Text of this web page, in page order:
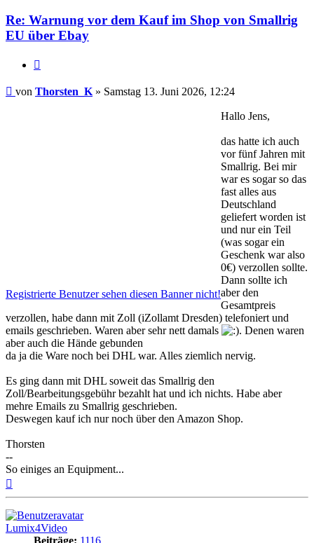
Re: Warnung vor dem Kauf im Shop von Smallrig
EU über Ebay
Beitrag
von Thorsten_K » Samstag 13. Juni 2026, 12:24
Registrierte Benutzer sehen diesen Banner nicht!
Hallo Jens,
das hatte ich auch
vor fünf Jahren mit
Smallrig. Bei mir
war es sogar so das
fast alles aus
Deutschland
geliefert worden ist
und nur ein Teil
(was sogar ein
Geschenk war also
0€) verzollen sollte.
Dann sollte ich
aber den
Gesamtpreis
verzollen, habe dann mit Zoll (iZollamt Dresden) telefoniert und
emails geschrieben. Waren aber sehr nett damals
. Denen waren
aber auch die Hände gebunden
da ja die Ware noch bei DHL war. Alles ziemlich nervig.
Es ging dann mit DHL soweit das Smallrig den
Zoll/Bearbeitungsgebühr bezahlt hat und ich nichts. Habe aber
mehre Emails zu Smallrig geschrieben.
Deswegen kauf ich nur noch über den Amazon Shop.
Thorsten
--
So einiges an Equipment...
Lumix4Video
Beiträge: 1116